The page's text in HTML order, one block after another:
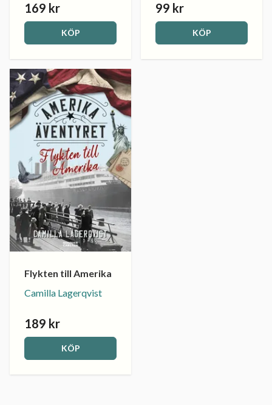
169 kr
KÖP
99 kr
KÖP
Flykten till Amerika
Camilla Lagerqvist
189 kr
KÖP